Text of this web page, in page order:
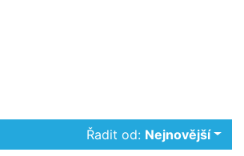
Řadit od: Nejnovější